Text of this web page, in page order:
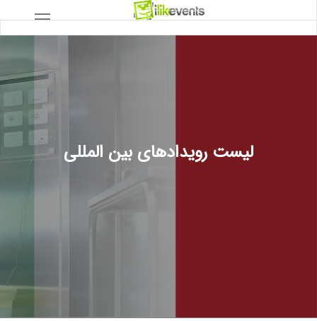
لیست رویدادهای بین المللی